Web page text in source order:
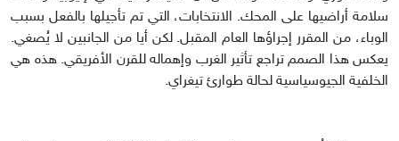
سلامة أراضيها على المحك. الانتخابات، التي تم تأجيلها بالفعل بسبب
الوباء، من المقرر إجراؤها العام المقبل. لكن أيا من الجانبين لا يُصغي.
يعكس هذا الصمم تراجع تأثير الغرب وإهماله للقرن الأفريقي. هذه هي
الخلفية الجيوسياسية لحالة طوارئ تيغراي.